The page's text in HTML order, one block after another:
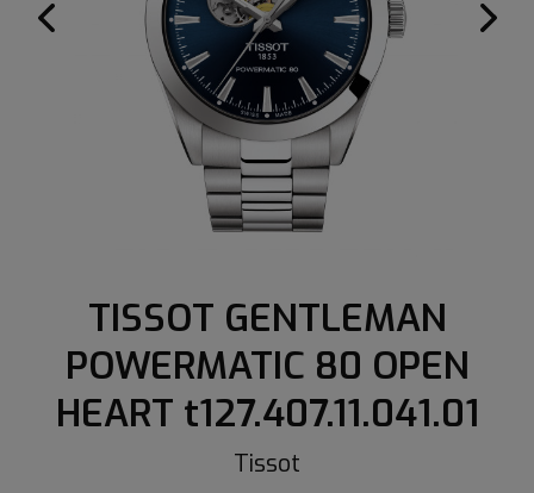
TISSOT GENTLEMAN
POWERMATIC 80 OPEN
HEART t127.407.11.041.01
Tissot